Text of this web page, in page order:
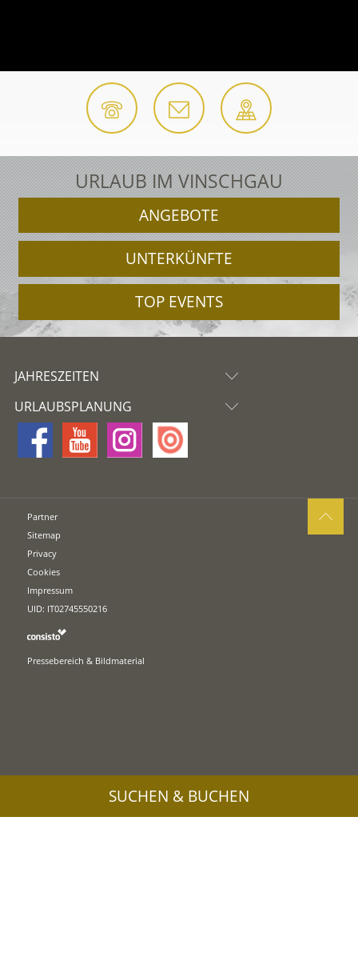
URLAUB IM VINSCHGAU
ANGEBOTE
UNTERKÜNFTE
TOP EVENTS
JAHRESZEITEN
URLAUBSPLANUNG
Partner
Sitemap
Privacy
Cookies
Impressum
UID: IT02745550216
Pressebereich & Bildmaterial
SUCHEN & BUCHEN